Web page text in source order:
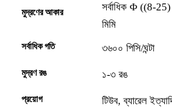
মুদ্রণের আকার
সর্বাধিক Φ ((8-
মিমি
সর্বাধিক গতি ৩৬০০ পিসি/ঘন্টা
মুদ্রণ রঙ ১-৩ রঙ
প্রয়োগ টিউব, ব্যারেল